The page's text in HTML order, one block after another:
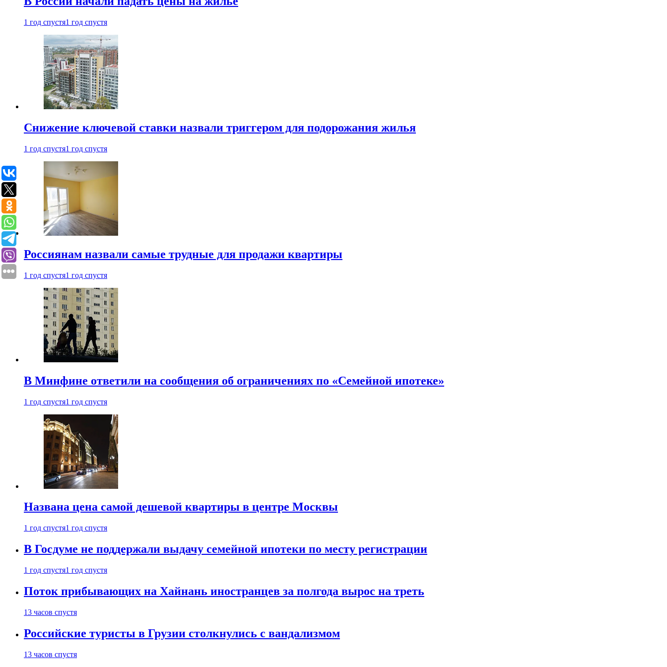
1 год спустя1 год спустя
Снижение ключевой ставки назвали триггером для подорожания жилья
1 год спустя1 год спустя
Россиянам назвали самые трудные для продажи квартиры
1 год спустя1 год спустя
В Минфине ответили на сообщения об ограничениях по «Семейной ипотеке»
1 год спустя1 год спустя
Названа цена самой дешевой квартиры в центре Москвы
1 год спустя1 год спустя
В Госдуме не поддержали выдачу семейной ипотеки по месту регистрации
1 год спустя1 год спустя
Поток прибывающих на Хайнань иностранцев за полгода вырос на треть
13 часов спустя
Российские туристы в Грузии столкнулись с вандализмом
13 часов спустя